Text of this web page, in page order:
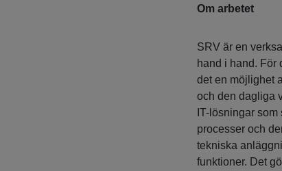
Om arbetet
SRV är en
hand i hand. För
det en möjlighet
och den dagliga
IT-lösningar
processer och
tekniska
funktioner. Det